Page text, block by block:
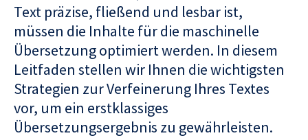
Text präzise, fließend und lesbar ist,
müssen die Inhalte für die maschinelle
Übersetzung optimiert werden. In diesem
Leitfaden stellen wir Ihnen die wichtigsten
Strategien zur Verfeinerung Ihres Textes
vor, um ein erstklassiges
Übersetzungsergebnis zu gewährleisten.